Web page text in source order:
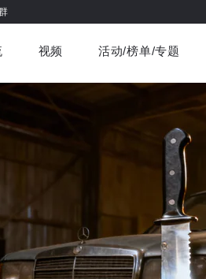
商业消费 社会文化
书影音
视频
嗅视界
活动/榜单/专题